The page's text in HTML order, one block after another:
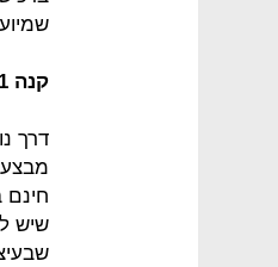
קנה 1, קבל 1 בשבוע הבא
דרך
שיש